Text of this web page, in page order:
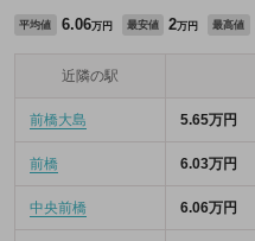
平均値 6.06万円 最安値 2万円 最高値
近隣の駅
前橋大島 5.65万円
前橋 6.03万円
中央前橋 6.06万円